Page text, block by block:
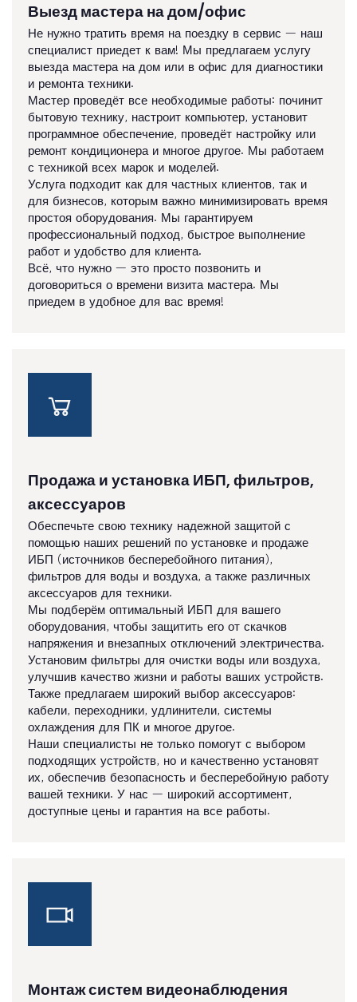
Выезд мастера на дом/офис
Не нужно тратить время на поездку в сервис — наш
специалист приедет к вам! Мы предлагаем услугу
выезда мастера на дом или в офис для диагностики
и ремонта техники.
Мастер проведёт все необходимые работы: починит
бытовую технику, настроит компьютер, установит
программное обеспечение, проведёт настройку или
ремонт кондиционера и многое другое. Мы работаем
с техникой всех марок и моделей.
Услуга подходит как для частных клиентов, так и
для бизнесов, которым важно минимизировать время
простоя оборудования. Мы гарантируем
профессиональный подход, быстрое выполнение
работ и удобство для клиента.
Всё, что нужно — это просто позвонить и
договориться о времени визита мастера. Мы
приедем в удобное для вас время!
Продажа и установка ИБП, фильтров,
аксессуаров
Обеспечьте свою технику надежной защитой с
помощью наших решений по установке и продаже
ИБП (источников бесперебойного питания),
фильтров для воды и воздуха, а также различных
аксессуаров для техники.
Мы подберём оптимальный ИБП для вашего
оборудования, чтобы защитить его от скачков
напряжения и внезапных отключений электричества.
Установим фильтры для очистки воды или воздуха,
улучшив качество жизни и работы ваших устройств.
Также предлагаем широкий выбор аксессуаров:
кабели, переходники, удлинители, системы
охлаждения для ПК и многое другое.
Наши специалисты не только помогут с выбором
подходящих устройств, но и качественно установят
их, обеспечив безопасность и бесперебойную работу
вашей техники. У нас — широкий ассортимент,
доступные цены и гарантия на все работы.
Монтаж систем видеонаблюдения